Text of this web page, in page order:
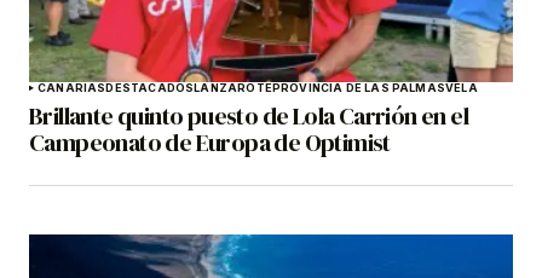
CANARIASDESTACADOSLANZAROTEPROVINCIA DE LAS PALMASVELA
Brillante quinto puesto de Lola Carrión en el
Campeonato de Europa de Optimist